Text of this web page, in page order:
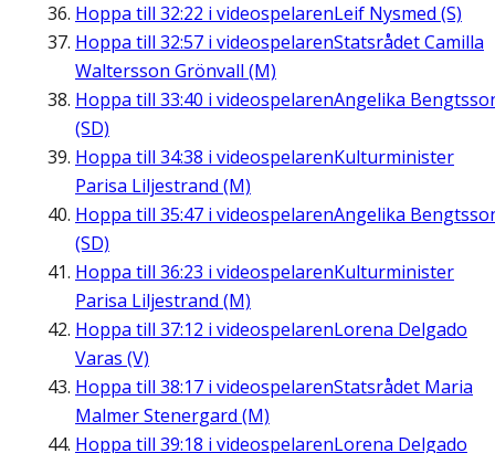
Hoppa till 32:22 i videospelarenLeif Nysmed (S)
Hoppa till 32:57 i videospelarenStatsrådet Camilla
Waltersson Grönvall (M)
Hoppa till 33:40 i videospelarenAngelika
(SD)
Hoppa till 34:38 i videospelarenKulturminister
Parisa Liljestrand (M)
Hoppa till 35:47 i videospelarenAngelika
(SD)
Hoppa till 36:23 i videospelarenKulturminister
Parisa Liljestrand (M)
Hoppa till 37:12 i videospelarenLorena Delgado
Varas (V)
Hoppa till 38:17 i videospelarenStatsrådet Maria
Malmer Stenergard (M)
Hoppa till 39:18 i videospelarenLorena Delgado